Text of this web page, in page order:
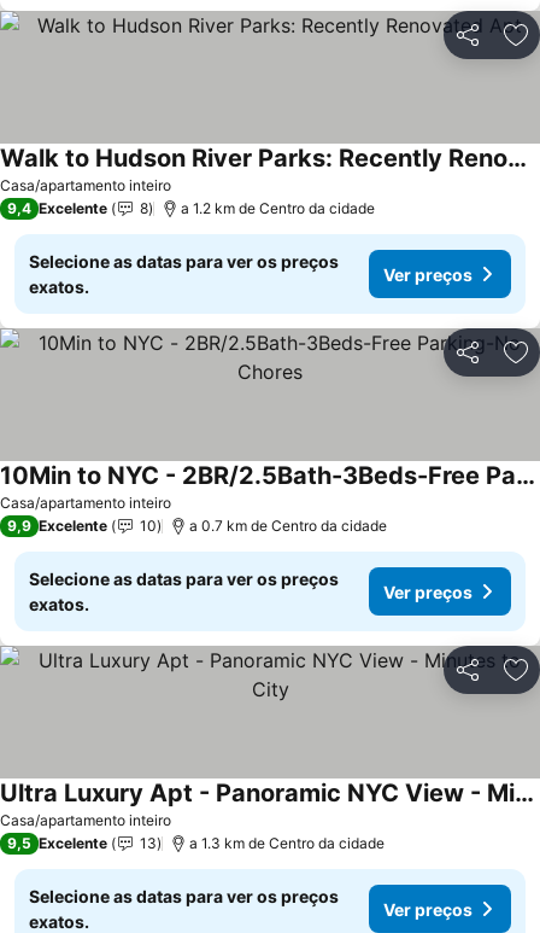
Partilhar
Casa/apartamento inteiro
Walk to Hudson River Parks: Recently Renovated Apt
9,4 Excelente 8 a 1.2 km de Centro da cidade
Selecione as datas para ver os preços
exatos.
Ver preços
Partilhar
Casa/apartamento inteiro
10Min to NYC - 2BR/2.5Bath-3Beds-Free Parking-No Chores
9,9 Excelente 10 a 0.7 km de Centro da cidade
Selecione as datas para ver os preços
exatos.
Ver preços
Partilhar
Casa/apartamento inteiro
Ultra Luxury Apt - Panoramic NYC View - Minutes to City
9,5 Excelente 13 a 1.3 km de Centro da cidade
Selecione as datas para ver os preços
exatos.
Ver preços